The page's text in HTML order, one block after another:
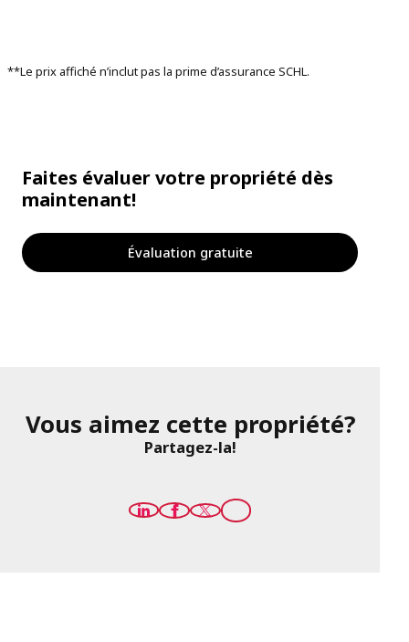
**Le prix affiché n’inclut pas la prime d’assurance SCHL.
Faites évaluer votre propriété dès
maintenant!
Évaluation gratuite
Vous aimez cette propriété?
Partagez-la!